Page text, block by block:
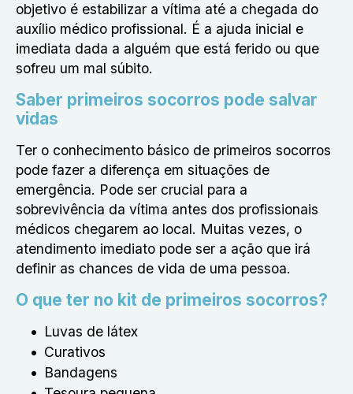
objetivo é estabilizar a vítima até a chegada do
auxílio médico profissional. É a ajuda inicial e
imediata dada a alguém que está ferido ou que
sofreu um mal súbito.
Saber primeiros socorros pode salvar
vidas
Ter o conhecimento básico de primeiros socorros
pode fazer a diferença em situações de
emergência. Pode ser crucial para a
sobrevivência da vítima antes dos profissionais
médicos chegarem ao local. Muitas vezes, o
atendimento imediato pode ser a ação que irá
definir as chances de vida de uma pessoa.
O que ter no kit de primeiros socorros?
Luvas de látex
Curativos
Bandagens